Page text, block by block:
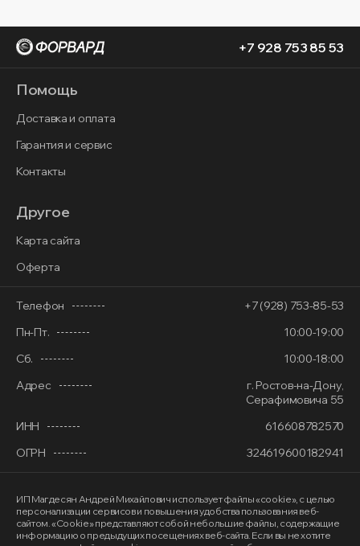
+7 928 753 85 53
Помощь
Доставка и оплата
Гарантия и сервис
Контакты
Другое
Карта сайта
Оферта
Телефон
+7 (928) 753-85-53
Пн-Пт.
10:00-19:00
Сб.
10:00-18:00
Адрес
г. Ростов-на-Дону,
Серафимовича 55
ИНН
616608782570
ОГРН
324619600182941
ИП Магдесян Андрей Михайлович использует файлы «cookie», с целью
персонализации сервисов и повышения удобства пользования веб-
сайтом. «Cookie» представляют собой небольшие файлы, содержащие
информацию о предыдущих посещениях веб-сайта. Если вы не хотите